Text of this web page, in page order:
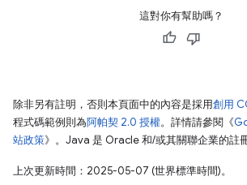
這對你有幫助嗎？
除非另有註明，否則本頁面中的內容是採用創用
程式碼範例則為阿帕契 2.0 授權。詳情請參閱《
站政策》。Java 是 Oracle 和/或其關聯企業的註冊
上次更新時間：2025-05-07 (世界標準時間)。